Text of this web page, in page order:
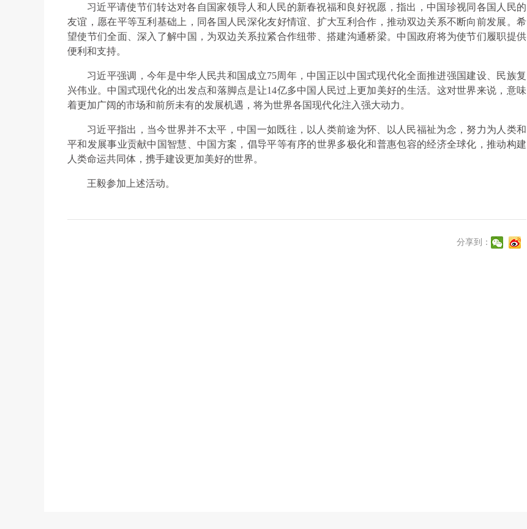
习近平请使节们转达对各自国家领导人和人民的新春祝福和良好祝愿，指出，中国珍视同各国人民的
友谊，愿在平等互利基础上，同各国人民深化友好情谊、扩大互利合作，推动双边关系不断向前发展。希
望使节们全面、深入了解中国，为双边关系拉紧合作纽带、搭建沟通桥梁。中国政府将为使节们履职提供
便利和支持。
习近平强调，今年是中华人民共和国成立75周年，中国正以中国式现代化全面推进强国建设、民族复
兴伟业。中国式现代化的出发点和落脚点是让14亿多中国人民过上更加美好的生活。这对世界来说，意味
着更加广阔的市场和前所未有的发展机遇，将为世界各国现代化注入强大动力。
习近平指出，当今世界并不太平，中国一如既往，以人类前途为怀、以人民福祉为念，努力为人类和
平和发展事业贡献中国智慧、中国方案，倡导平等有序的世界多极化和普惠包容的经济全球化，推动构建
人类命运共同体，携手建设更加美好的世界。
王毅参加上述活动。
分享到：